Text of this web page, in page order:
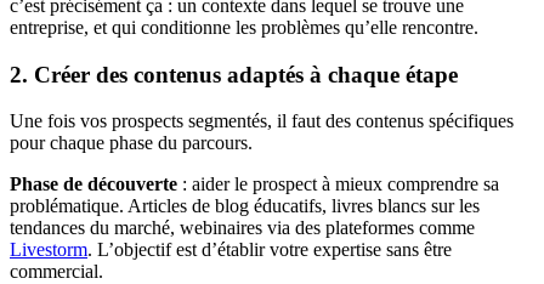
c’est précisément ça : un contexte dans lequel se trouve une
entreprise, et qui conditionne les problèmes qu’elle rencontre.
2. Créer des contenus adaptés à chaque étape
Une fois vos prospects segmentés, il faut des contenus spécifiques
pour chaque phase du parcours.
Phase de découverte : aider le prospect à mieux comprendre sa
problématique. Articles de blog éducatifs, livres blancs sur les
tendances du marché, webinaires via des plateformes comme
Livestorm. L’objectif est d’établir votre expertise sans être
commercial.